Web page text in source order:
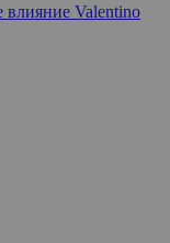
Valentino